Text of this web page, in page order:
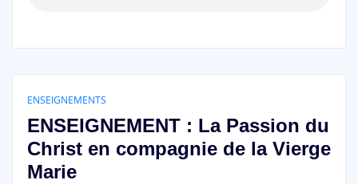
ENSEIGNEMENTS
ENSEIGNEMENT : La Passion du
Christ en compagnie de la Vierge
Marie